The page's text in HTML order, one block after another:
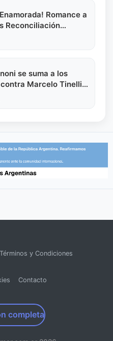
Romance a
Reconciliación
se suma a los
Marcelo Tinelli
Términos y Condiciones
Contacto
completa